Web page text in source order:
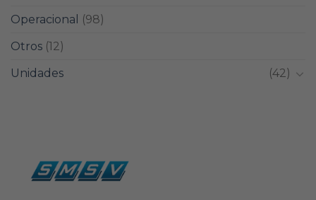
Operacional
(98)
Otros (12)
Unidades
(42)